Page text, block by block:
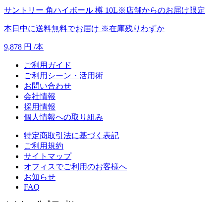
サントリー 角ハイボール 樽 10L※店舗からのお届け限定
本日中に送料無料でお届け ※在庫残りわずか
9,878 円 /本
ご利用ガイド
ご利用シーン・活用術
お問い合わせ
会社情報
採用情報
個人情報への取り組み
特定商取引法に基づく表記
ご利用規約
サイトマップ
オフィスでご利用のお客様へ
お知らせ
FAQ